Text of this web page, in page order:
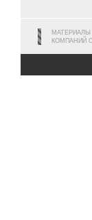
КОМПАНИЙ